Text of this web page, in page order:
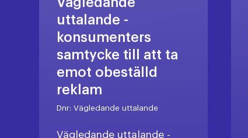
uttalande -
konsumenters
samtycke till att ta
emot obeställd
reklam
Dnr:Vägledande uttalande
Vägledande uttalande -